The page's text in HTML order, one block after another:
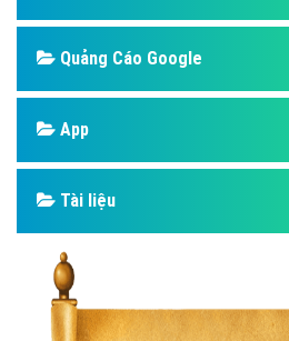
Quảng Cáo Google
App
Tài liệu